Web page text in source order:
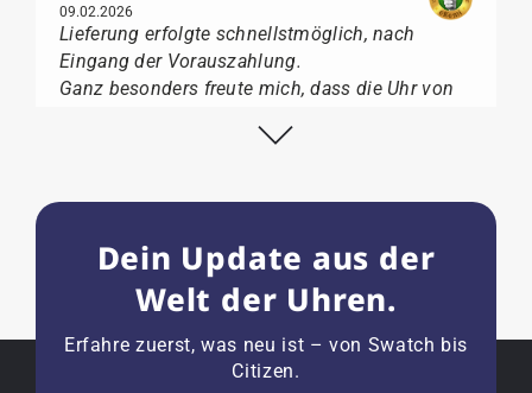
09.02.2026
Lieferung erfolgte schnellstmöglich, nach
Eingang der Vorauszahlung.
Ganz besonders freute mich, dass die Uhr von
geliefert wurde, sondern mit der gelben
Ich kann Watch Papst, wer Uhren von Citizen,
für seine professionelle Arbeit und tollen
Service extrem weiter empfehlen.
Dein Update aus der
Welt der Uhren.
Erfahre zuerst, was neu ist – von Swatch bis
Citizen.